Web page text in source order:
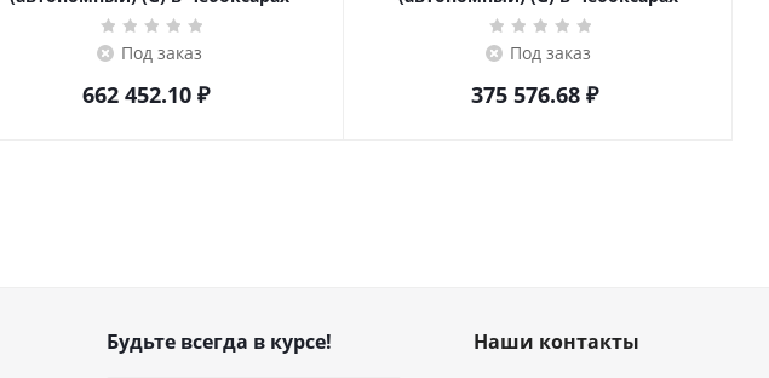
Под заказ
662 452.10₽
Под заказ
375 576.68₽
Будьте всегда в курсе! Наши контакты